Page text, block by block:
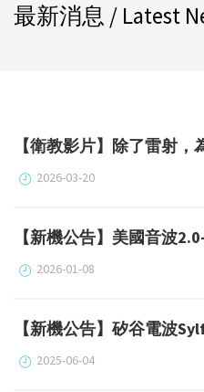
最新消息 / Latest
【衛教影片】除了雷射
2026-03-20
【新機公告】美國音波
2026-01-08
【新機公告】矽谷電波
2025-06-04